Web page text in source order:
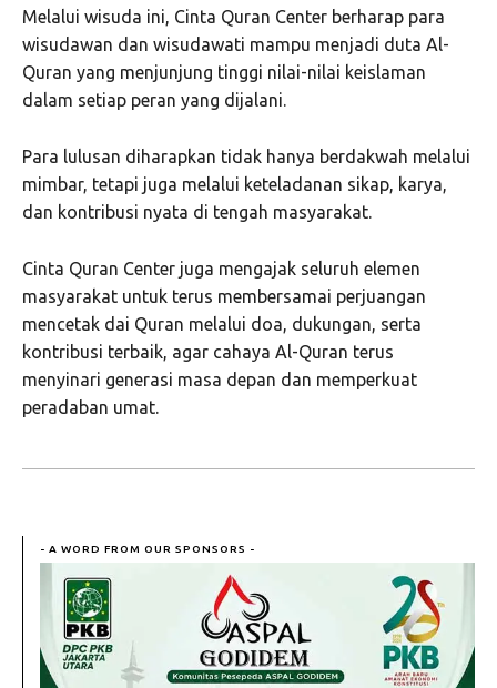
Melalui wisuda ini, Cinta Quran Center berharap para
wisudawan dan wisudawati mampu menjadi duta Al-
Quran yang menjunjung tinggi nilai-nilai keislaman
dalam setiap peran yang dijalani.
Para lulusan diharapkan tidak hanya berdakwah melalui
mimbar, tetapi juga melalui keteladanan sikap, karya,
dan kontribusi nyata di tengah masyarakat.
Cinta Quran Center juga mengajak seluruh elemen
masyarakat untuk terus membersamai perjuangan
mencetak dai Quran melalui doa, dukungan, serta
kontribusi terbaik, agar cahaya Al-Quran terus
menyinari generasi masa depan dan memperkuat
peradaban umat.
- A WORD FROM OUR SPONSORS -